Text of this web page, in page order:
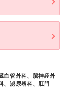
血管外科、脳神経外
、泌尿器科、肛門